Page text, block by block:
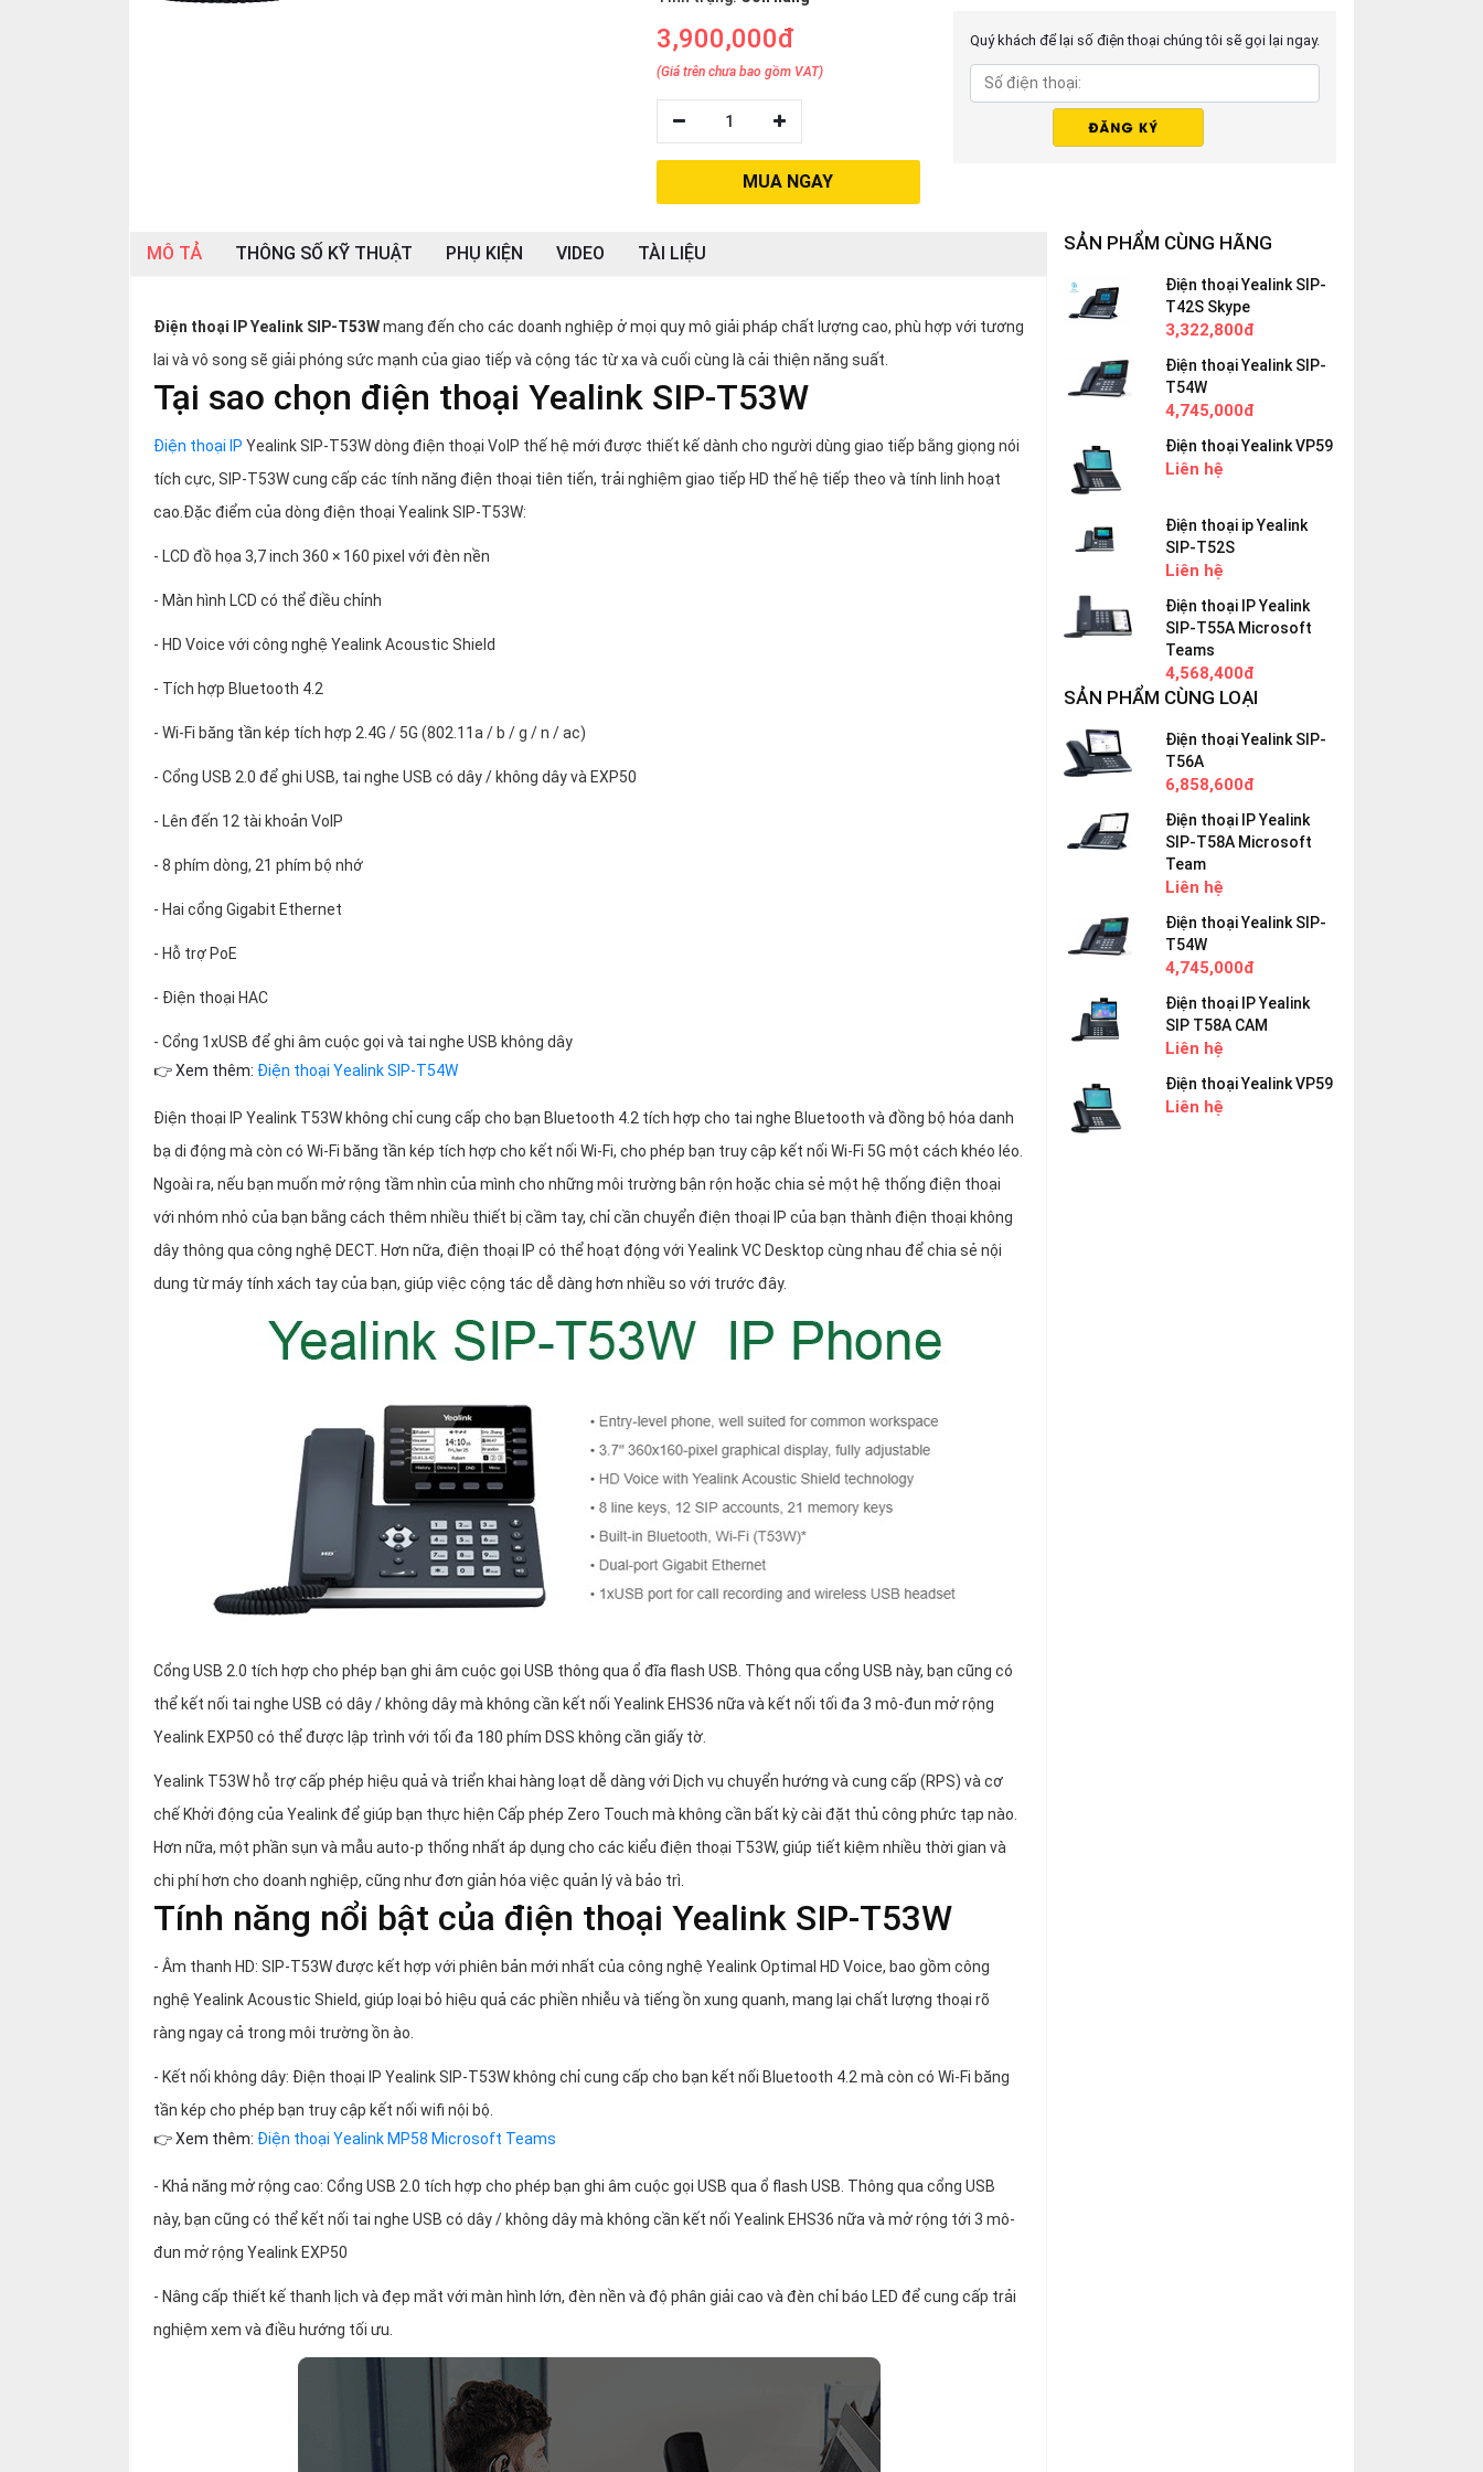
3,900,000đ
(Giá trên chưa bao gồm VAT)
1
MUA NGAY
Quý khách để lại số điện thoại chúng tôi sẽ gọi lại ngay.
MÔ TẢ THÔNG SỐ KỸ THUẬT PHỤ KIỆN VIDEO TÀI LIỆU
Điện thoại IP Yealink SIP-T53Wmang đến cho các doanh nghiệp ở mọi quy mô giải pháp chất lượng cao, phù hợp với tương
lai và vô song sẽ giải phóng sức mạnh của giao tiếp và cộng tác từ xa và cuối cùng là cải thiện năng suất.
Tại sao chọn điện thoại Yealink SIP-T53W
Điện thoại IP Yealink SIP-T53W dòng điện thoại VoIP thế hệ mới được thiết kế dành cho người dùng giao tiếp bằng giọng nói
tích cực, SIP-T53W cung cấp các tính năng điện thoại tiên tiến, trải nghiệm giao tiếp HD thế hệ tiếp theo và tính linh hoạt
cao.Đặc điểm của dòng điện thoại Yealink SIP-T53W:
- LCD đồ họa 3,7 inch 360 × 160 pixel với đèn nền
- Màn hình LCD có thể điều chỉnh
- HD Voice với công nghệ Yealink Acoustic Shield
- Tích hợp Bluetooth 4.2
- Wi-Fi băng tần kép tích hợp 2.4G / 5G (802.11a / b / g / n / ac)
- Cổng USB 2.0 để ghi USB, tai nghe USB có dây / không dây và EXP50
- Lên đến 12 tài khoản VoIP
- 8 phím dòng, 21 phím bộ nhớ
- Hai cổng Gigabit Ethernet
- Hỗ trợ PoE
- Điện thoại HAC
- Cổng 1xUSB để ghi âm cuộc gọi và tai nghe USB không dây
👉 Xem thêm: Điện thoại Yealink SIP-T54W
Điện thoại IP Yealink T53W không chỉ cung cấp cho bạn Bluetooth 4.2 tích hợp cho tai nghe Bluetooth và đồng bộ hóa danh
bạ di động mà còn có Wi-Fi băng tần kép tích hợp cho kết nối Wi-Fi, cho phép bạn truy cập kết nối Wi-Fi 5G một cách khéo léo.
Ngoài ra, nếu bạn muốn mở rộng tầm nhìn của mình cho những môi trường bận rộn hoặc chia sẻ một hệ thống điện thoại
với nhóm nhỏ của bạn bằng cách thêm nhiều thiết bị cầm tay, chỉ cần chuyển điện thoại IP của bạn thành điện thoại không
dây thông qua công nghệ DECT. Hơn nữa, điện thoại IP có thể hoạt động với Yealink VC Desktop cùng nhau để chia sẻ nội
dung từ máy tính xách tay của bạn, giúp việc cộng tác dễ dàng hơn nhiều so với trước đây.
Cổng USB 2.0 tích hợp cho phép bạn ghi âm cuộc gọi USB thông qua ổ đĩa flash USB. Thông qua cổng USB này, bạn cũng có
thể kết nối tai nghe USB có dây / không dây mà không cần kết nối Yealink EHS36 nữa và kết nối tối đa 3 mô-đun mở rộng
Yealink EXP50 có thể được lập trình với tối đa 180 phím DSS không cần giấy tờ.
Yealink T53W hỗ trợ cấp phép hiệu quả và triển khai hàng loạt dễ dàng với Dịch vụ chuyển hướng và cung cấp (RPS) và cơ
chế Khởi động của Yealink để giúp bạn thực hiện Cấp phép Zero Touch mà không cần bất kỳ cài đặt thủ công phức tạp nào.
Hơn nữa, một phần sụn và mẫu auto-p thống nhất áp dụng cho các kiểu điện thoại T53W, giúp tiết kiệm nhiều thời gian và
chi phí hơn cho doanh nghiệp, cũng như đơn giản hóa việc quản lý và bảo trì.
Tính năng nổi bật của điện thoại Yealink SIP-T53W
- Âm thanh HD: SIP-T53W được kết hợp với phiên bản mới nhất của công nghệ Yealink Optimal HD Voice, bao gồm công
nghệ Yealink Acoustic Shield, giúp loại bỏ hiệu quả các phiền nhiễu và tiếng ồn xung quanh, mang lại chất lượng thoại rõ
ràng ngay cả trong môi trường ồn ào.
- Kết nối không dây: Điện thoại IP Yealink SIP-T53W không chỉ cung cấp cho bạn kết nối Bluetooth 4.2 mà còn có Wi-Fi băng
tần kép cho phép bạn truy cập kết nối wifi nội bộ.
👉 Xem thêm: Điện thoại Yealink MP58 Microsoft Teams
- Khả năng mở rộng cao: Cổng USB 2.0 tích hợp cho phép bạn ghi âm cuộc gọi USB qua ổ flash USB. Thông qua cổng USB
này, bạn cũng có thể kết nối tai nghe USB có dây / không dây mà không cần kết nối Yealink EHS36 nữa và mở rộng tới 3 mô-
đun mở rộng Yealink EXP50
- Nâng cấp thiết kế thanh lịch và đẹp mắt với màn hình lớn, đèn nền và độ phân giải cao và đèn chỉ báo LED để cung cấp trải
nghiệm xem và điều hướng tối ưu.
SẢN PHẨM CÙNG HÃNG
Điện thoại Yealink SIP-
T42S Skype
3,322,800đ
Điện thoại Yealink SIP-
T54W
4,745,000đ
Điện thoại Yealink VP59
Liên hệ
Điện thoại ip Yealink
SIP-T52S
Liên hệ
Điện thoại IP Yealink
SIP-T55A Microsoft
Teams
4,568,400đ
SẢN PHẨM CÙNG LOẠI
Điện thoại Yealink SIP-
T56A
6,858,600đ
Điện thoại IP Yealink
SIP-T58A Microsoft
Team
Liên hệ
Điện thoại Yealink SIP-
T54W
4,745,000đ
Điện thoại IP Yealink
SIP T58A CAM
Liên hệ
Điện thoại Yealink VP59
Liên hệ